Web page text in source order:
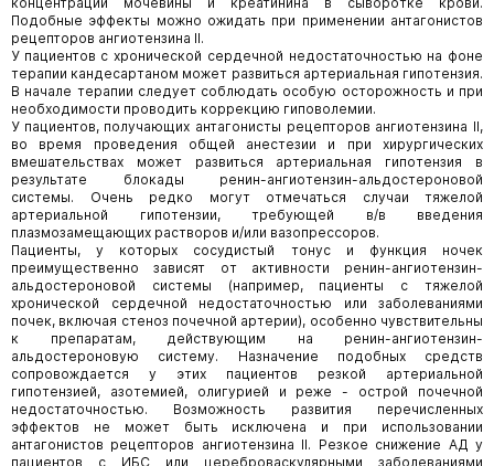
Подобные эффекты можно ожидать при применении антагонистов
рецепторов ангиотензина II.
У пациентов с хронической сердечной недостаточностью на фоне
терапии кандесартаном может развиться артериальная гипотензия.
В начале терапии следует соблюдать особую осторожность и при
необходимости проводить коррекцию гиповолемии.
У пациентов, получающих антагонисты рецепторов ангиотензина II,
во время проведения общей анестезии и при хирургических
вмешательствах может развиться артериальная гипотензия в
результате блокады ренин-ангиотензин-альдостероновой
системы. Очень редко могут отмечаться случаи тяжелой
артериальной гипотензии, требующей в/в введения
плазмозамещающих растворов и/или вазопрессоров.
Пациенты, у которых сосудистый тонус и функция ночек
преимущественно зависят от активности ренин-ангиотензин-
альдостероновой системы (например, пациенты с тяжелой
хронической сердечной недостаточностью или заболеваниями
почек, включая стеноз почечной артерии), особенно чувствительны
к препаратам, действующим на ренин-ангиотензин-
альдостероновую систему. Назначение подобных средств
сопровождается у этих пациентов резкой артериальной
гипотензией, азотемией, олигурией и реже - острой почечной
недостаточностью. Возможность развития перечисленных
эффектов не может быть исключена и при использовании
антагонистов рецепторов ангиотензина II. Резкое снижение АД у
пациентов с ИБС или цереброваскулярными заболеваниями